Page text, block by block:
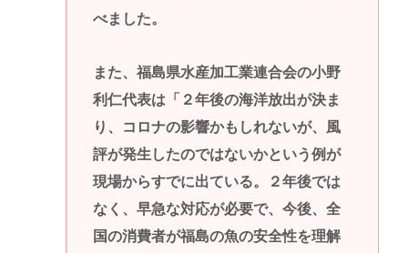
べました。
また、福島県水産加工業連合会の小野
利仁代表は「２年後の海洋放出が決ま
り、コロナの影響かもしれないが、風
評が発生したのではないかという例が
現場からすでに出ている。２年後では
なく、早急な対応が必要で、今後、全
国の消費者が福島の魚の安全性を理解